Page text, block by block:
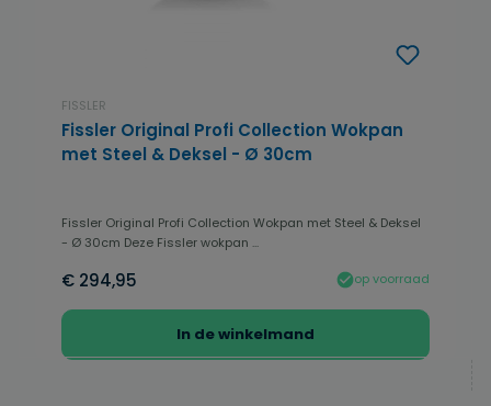
FISSLER
Fissler Original Profi Collection Wokpan
met Steel & Deksel - Ø 30cm
Fissler Original Profi Collection Wokpan met Steel & Deksel
- Ø 30cm Deze Fissler wokpan ...
€ 294,95 op voorraad
In de winkelmand